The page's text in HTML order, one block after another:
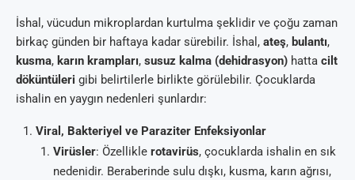
İshal, vücudun mikroplardan kurtulma şeklidir ve çoğu zaman
birkaç günden bir haftaya kadar sürebilir. İshal, ateş, bulantı,
kusma, karın krampları, susuz kalma (dehidrasyon) hatta cilt
döküntüleri gibi belirtilerle birlikte görülebilir. Çocuklarda
ishalin en yaygın nedenleri şunlardır:
Viral, Bakteriyel ve Paraziter Enfeksiyonlar
Virüsler: Özellikle rotavirüs, çocuklarda ishalin en sık
nedenidir. Beraberinde sulu dışkı, kusma, karın ağrısı,